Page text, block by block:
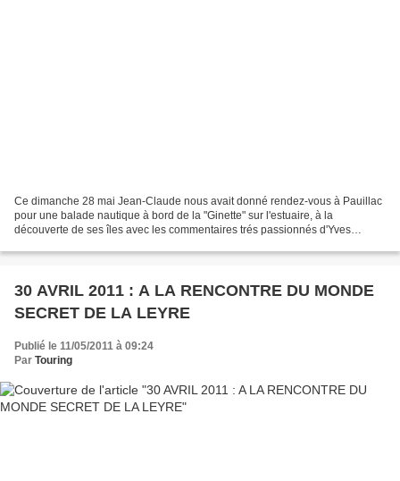
Ce dimanche 28 mai Jean-Claude nous avait donné rendez-vous à Pauillac
pour une balade nautique à bord de la "Ginette" sur l'estuaire, à la
découverte de ses îles avec les commentaires trés passionnés d'Yves
30 AVRIL 2011 : A LA RENCONTRE DU MONDE
SECRET DE LA LEYRE
Publié le 11/05/2011 à 09:24
Par Touring